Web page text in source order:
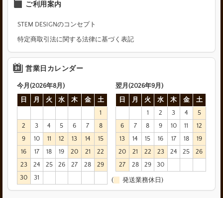
ご利用案内
STEM DESIGNのコンセプト
特定商取引法に関する法律に基づく表記
営業日カレンダー
今月(2026年8月)
日
月 火 水 木 金
土
1
2
3 4 5 6 7
8
9
10 11 12 13 14
15
16
17 18 19 20 21
22
23
24 25 26 27 28
29
30
31
翌月(2026年9月)
日
月 火 水 木 金
土
1
2 3 4
5
6
7 8 9 10 11
12
13
14 15 16 17 18
19
20
21 22 23 24 25
26
27
28 29 30
( 発送業務休日)